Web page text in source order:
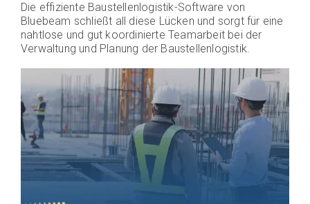
Die effiziente Baustellenlogistik-Software von
Bluebeam schließt all diese Lücken und sorgt für eine
nahtlose und gut koordinierte Teamarbeit bei der
Verwaltung und Planung der Baustellenlogistik.